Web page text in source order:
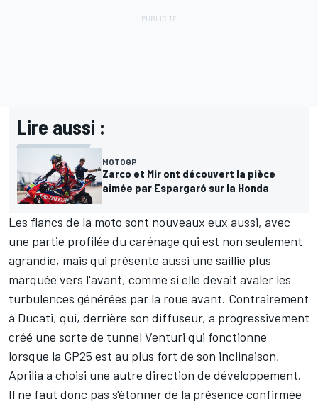
Lire aussi :
MOTOGP
Zarco et Mir ont découvert la pièce
aimée par Espargaró sur la Honda
Les flancs de la moto sont nouveaux eux aussi, avec
une partie profilée du carénage qui est non seulement
agrandie, mais qui présente aussi une saillie plus
marquée vers l'avant, comme si elle devait avaler les
turbulences générées par la roue avant. Contrairement
à Ducati, qui, derrière son diffuseur, a progressivement
créé une sorte de tunnel Venturi qui fonctionne
lorsque la GP25 est au plus fort de son inclinaison,
Aprilia a choisi une autre direction de développement.
Il ne faut donc pas s'étonner de la présence confirmée